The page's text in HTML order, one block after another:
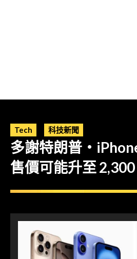
Tech 科技新聞
多謝特朗普・
售價可能升至